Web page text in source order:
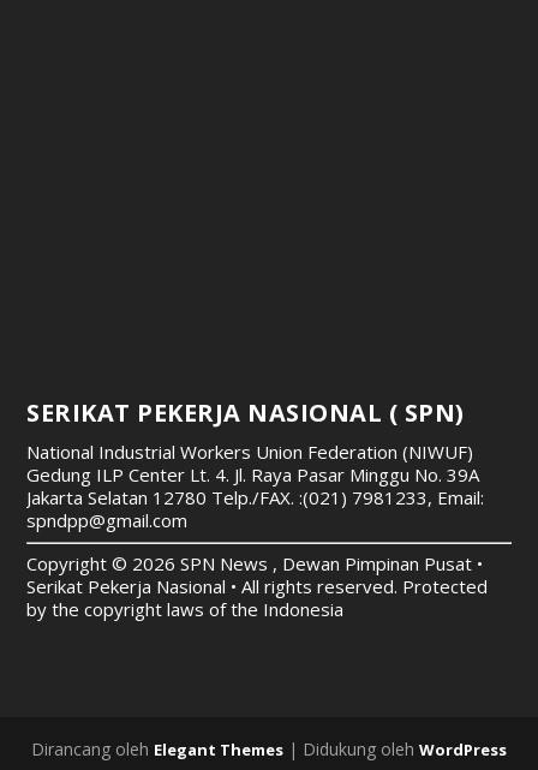
SERIKAT PEKERJA NASIONAL ( SPN)
National Industrial Workers Union Federation (NIWUF)
Gedung ILP Center Lt. 4. Jl. Raya Pasar Minggu No. 39A
Jakarta Selatan 12780 Telp./FAX. :(021) 7981233, Email:
spndpp@gmail.com
Copyright © 2026 SPN News , Dewan Pimpinan Pusat •
Serikat Pekerja Nasional • All rights reserved. Protected
by the copyright laws of the Indonesia
Dirancang oleh Elegant Themes | Didukung oleh WordPress